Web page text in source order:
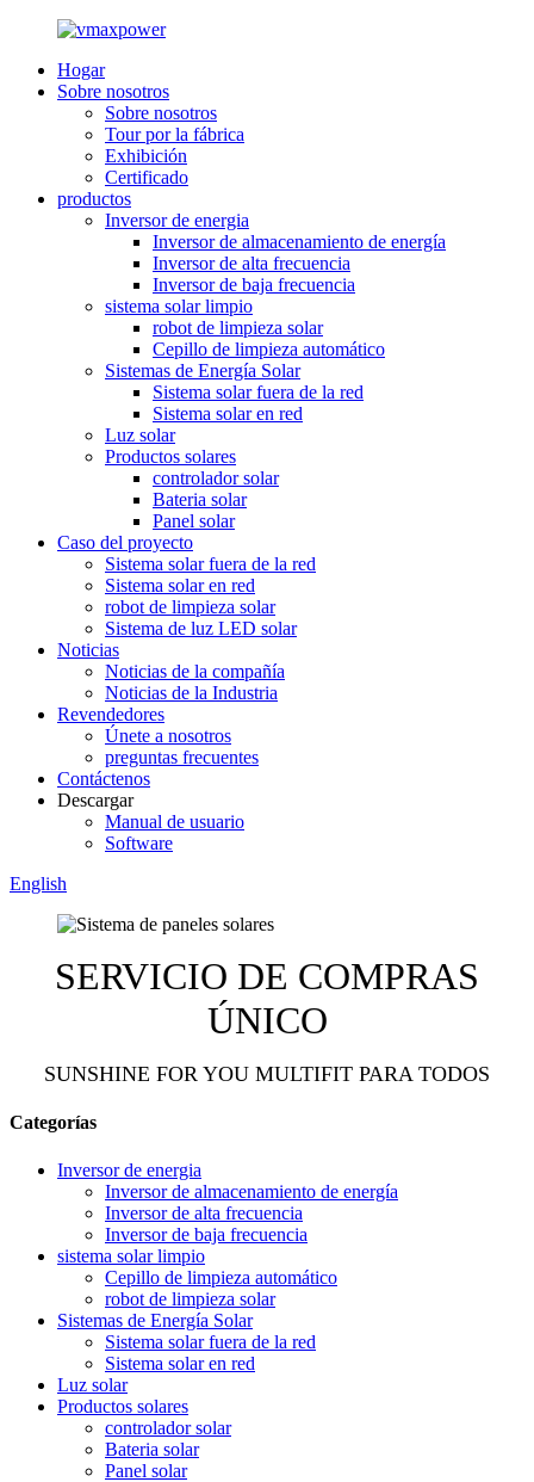
Hogar
Sobre nosotros
Sobre nosotros
Tour por la fábrica
Exhibición
Certificado
productos
Inversor de energia
Inversor de almacenamiento de energía
Inversor de alta frecuencia
Inversor de baja frecuencia
sistema solar limpio
robot de limpieza solar
Cepillo de limpieza automático
Sistemas de Energía Solar
Sistema solar fuera de la red
Sistema solar en red
Luz solar
Productos solares
controlador solar
Bateria solar
Panel solar
Caso del proyecto
Sistema solar fuera de la red
Sistema solar en red
robot de limpieza solar
Sistema de luz LED solar
Noticias
Noticias de la compañía
Noticias de la Industria
Revendedores
Únete a nosotros
preguntas frecuentes
Contáctenos
Descargar
Manual de usuario
Software
English
SERVICIO DE COMPRAS
ÚNICO
SUNSHINE FOR YOU MULTIFIT PARA TODOS
Categorías
Inversor de energia
Inversor de almacenamiento de energía
Inversor de alta frecuencia
Inversor de baja frecuencia
sistema solar limpio
Cepillo de limpieza automático
robot de limpieza solar
Sistemas de Energía Solar
Sistema solar fuera de la red
Sistema solar en red
Luz solar
Productos solares
controlador solar
Bateria solar
Panel solar